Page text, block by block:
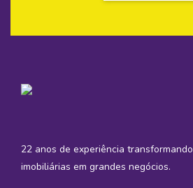
22 anos de experiência
imobiliárias em grandes negócios.